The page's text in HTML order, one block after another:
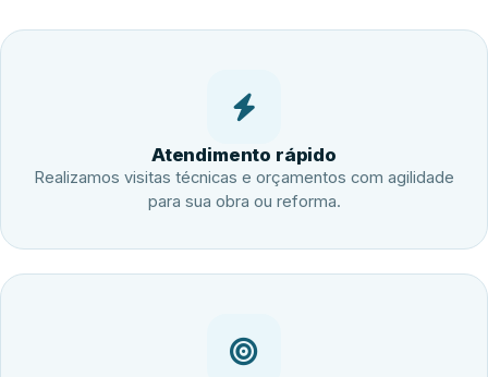
Atendimento rápido
Realizamos visitas técnicas e orçamentos com agilidade
para sua obra ou reforma.